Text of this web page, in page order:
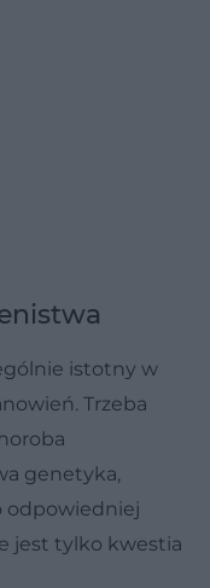
istotny w
Trzeba
genetyka,
odpowiedniej
jest tylko kwestia